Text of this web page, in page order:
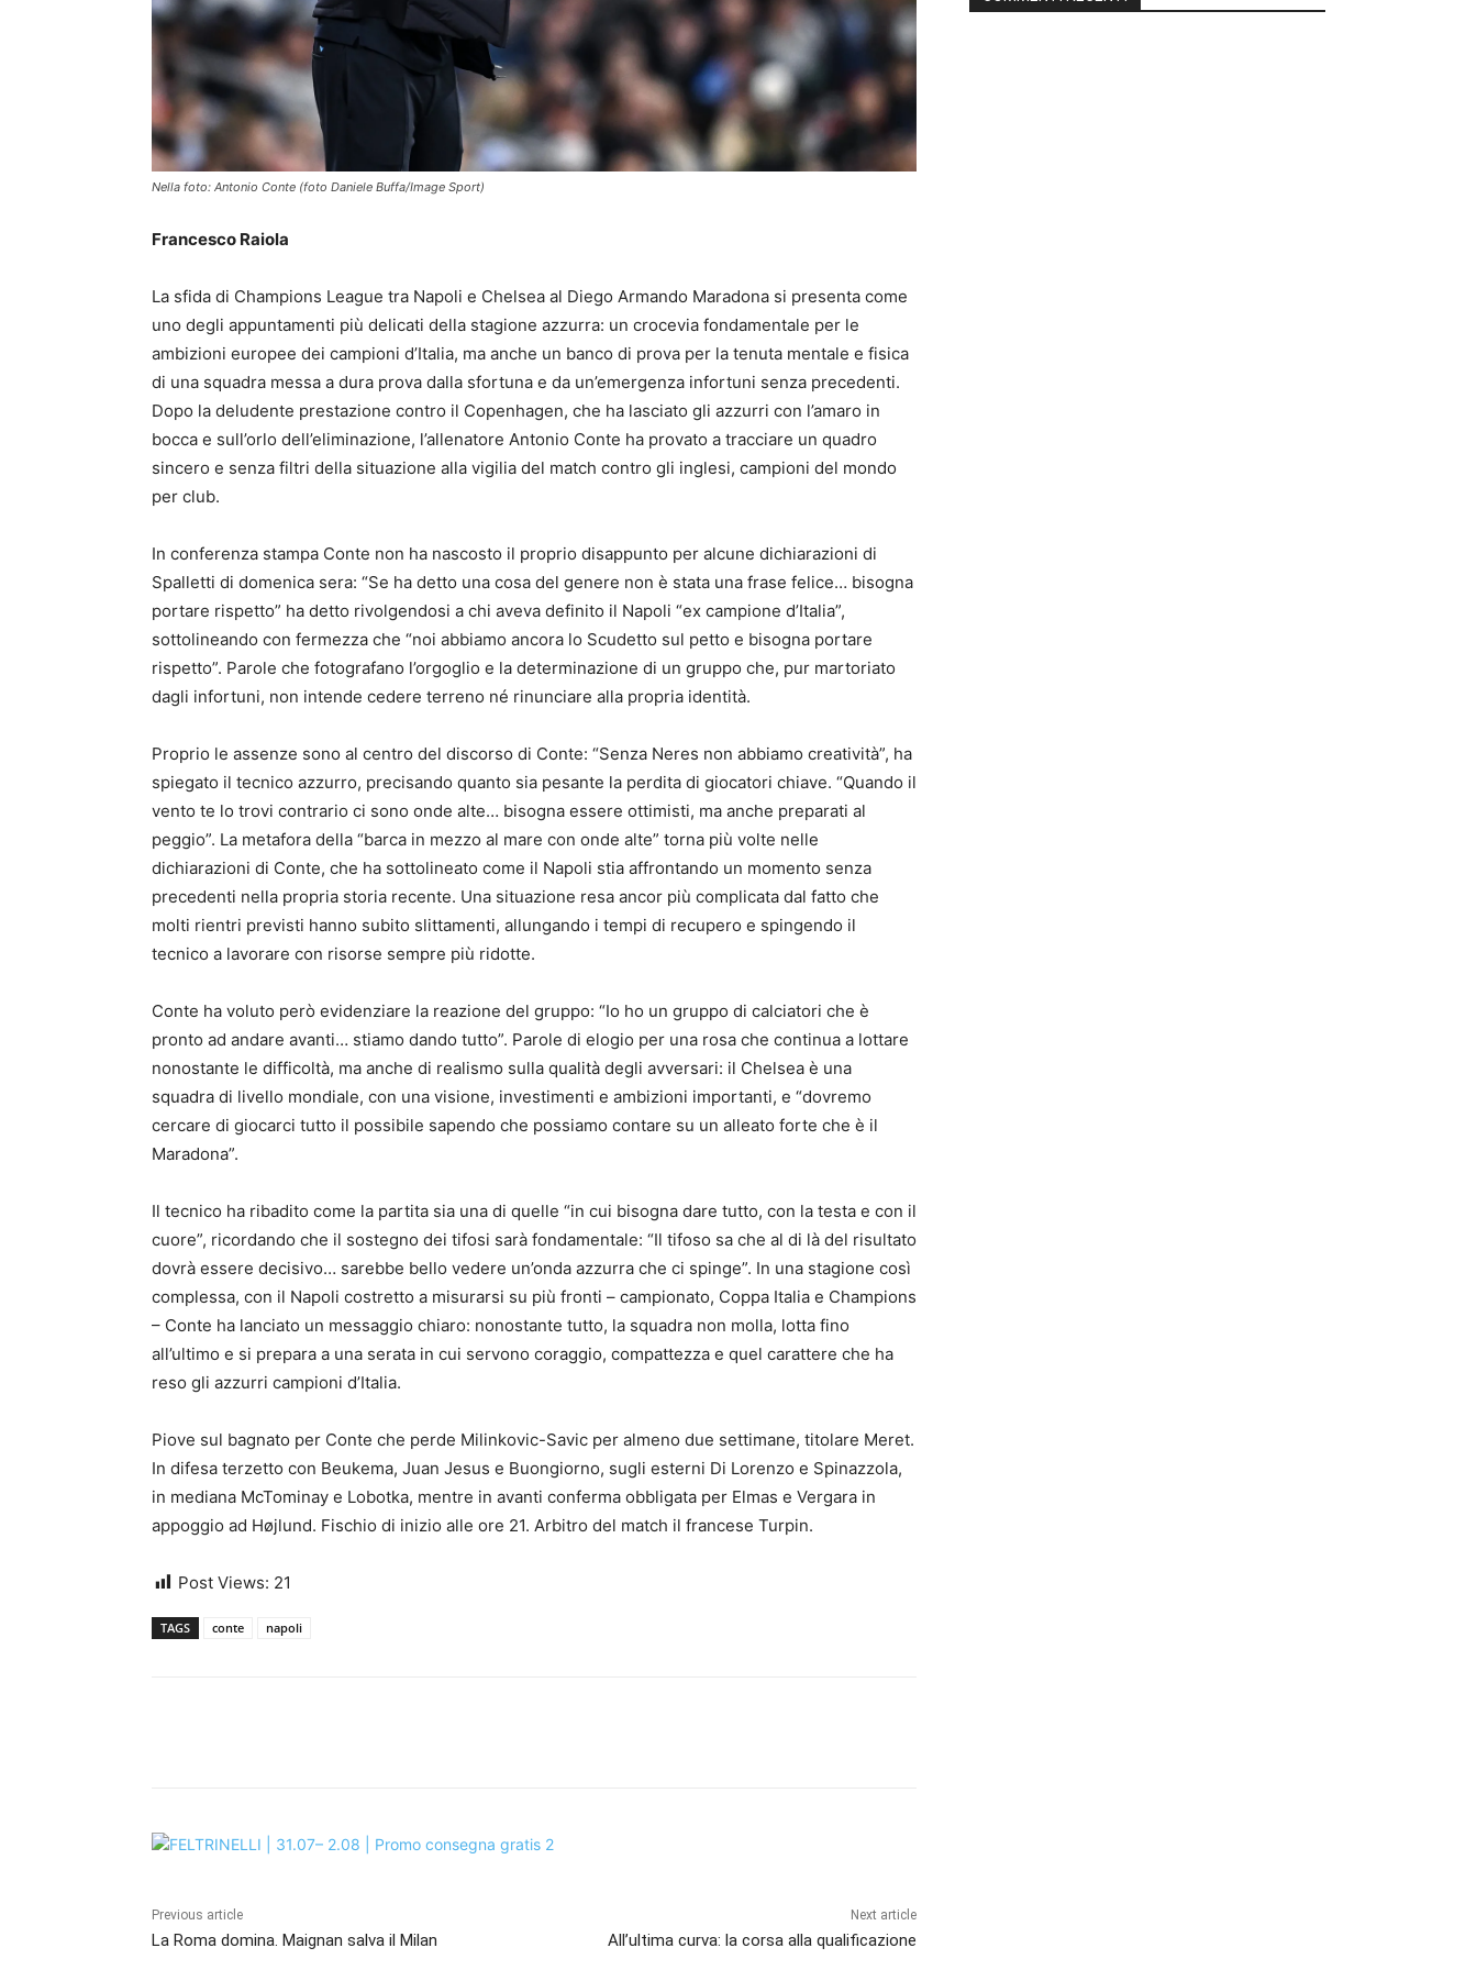
Nella foto: Antonio Conte (foto Daniele Buffa/Image Sport)
Francesco Raiola
La sfida di Champions League tra Napoli e Chelsea al Diego Armando Maradona si presenta come
uno degli appuntamenti più delicati della stagione azzurra: un crocevia fondamentale per le
ambizioni europee dei campioni d’Italia, ma anche un banco di prova per la tenuta mentale e fisica
di una squadra messa a dura prova dalla sfortuna e da un’emergenza infortuni senza precedenti.
Dopo la deludente prestazione contro il Copenhagen, che ha lasciato gli azzurri con l’amaro in
bocca e sull’orlo dell’eliminazione, l’allenatore Antonio Conte ha provato a tracciare un quadro
sincero e senza filtri della situazione alla vigilia del match contro gli inglesi, campioni del mondo
per club.
In conferenza stampa Conte non ha nascosto il proprio disappunto per alcune dichiarazioni di
Spalletti di domenica sera: “Se ha detto una cosa del genere non è stata una frase felice… bisogna
portare rispetto” ha detto rivolgendosi a chi aveva definito il Napoli “ex campione d’Italia”,
sottolineando con fermezza che “noi abbiamo ancora lo Scudetto sul petto e bisogna portare
rispetto”. Parole che fotografano l’orgoglio e la determinazione di un gruppo che, pur martoriato
dagli infortuni, non intende cedere terreno né rinunciare alla propria identità.
Proprio le assenze sono al centro del discorso di Conte: “Senza Neres non abbiamo creatività”, ha
spiegato il tecnico azzurro, precisando quanto sia pesante la perdita di giocatori chiave. “Quando il
vento te lo trovi contrario ci sono onde alte… bisogna essere ottimisti, ma anche preparati al
peggio”. La metafora della “barca in mezzo al mare con onde alte” torna più volte nelle
dichiarazioni di Conte, che ha sottolineato come il Napoli stia affrontando un momento senza
precedenti nella propria storia recente. Una situazione resa ancor più complicata dal fatto che
molti rientri previsti hanno subito slittamenti, allungando i tempi di recupero e spingendo il
tecnico a lavorare con risorse sempre più ridotte.
Conte ha voluto però evidenziare la reazione del gruppo: “Io ho un gruppo di calciatori che è
pronto ad andare avanti… stiamo dando tutto”. Parole di elogio per una rosa che continua a lottare
nonostante le difficoltà, ma anche di realismo sulla qualità degli avversari: il Chelsea è una
squadra di livello mondiale, con una visione, investimenti e ambizioni importanti, e “dovremo
cercare di giocarci tutto il possibile sapendo che possiamo contare su un alleato forte che è il
Maradona”.
Il tecnico ha ribadito come la partita sia una di quelle “in cui bisogna dare tutto, con la testa e con il
cuore”, ricordando che il sostegno dei tifosi sarà fondamentale: “Il tifoso sa che al di là del risultato
dovrà essere decisivo… sarebbe bello vedere un’onda azzurra che ci spinge”. In una stagione così
complessa, con il Napoli costretto a misurarsi su più fronti – campionato, Coppa Italia e Champions
– Conte ha lanciato un messaggio chiaro: nonostante tutto, la squadra non molla, lotta fino
all’ultimo e si prepara a una serata in cui servono coraggio, compattezza e quel carattere che ha
reso gli azzurri campioni d’Italia.
Piove sul bagnato per Conte che perde Milinkovic-Savic per almeno due settimane, titolare Meret.
In difesa terzetto con Beukema, Juan Jesus e Buongiorno, sugli esterni Di Lorenzo e Spinazzola,
in mediana McTominay e Lobotka, mentre in avanti conferma obbligata per Elmas e Vergara in
appoggio ad Højlund. Fischio di inizio alle ore 21. Arbitro del match il francese Turpin.
Post Views: 21
TAGS conte napoli
Previous article
La Roma domina. Maignan salva il Milan
Next article
All’ultima curva: la corsa alla qualificazione